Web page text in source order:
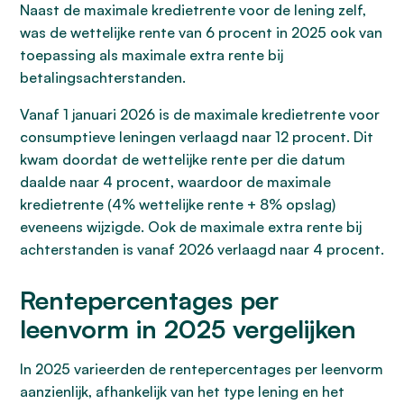
Naast de maximale kredietrente voor de lening zelf,
was de wettelijke rente van 6 procent in 2025 ook van
toepassing als maximale extra rente bij
betalingsachterstanden.
Vanaf 1 januari 2026 is de maximale kredietrente voor
consumptieve leningen verlaagd naar 12 procent. Dit
kwam doordat de wettelijke rente per die datum
daalde naar 4 procent, waardoor de maximale
kredietrente (4% wettelijke rente + 8% opslag)
eveneens wijzigde. Ook de maximale extra rente bij
achterstanden is vanaf 2026 verlaagd naar 4 procent.
Rentepercentages per
leenvorm in 2025 vergelijken
In 2025 varieerden de rentepercentages per leenvorm
aanzienlijk, afhankelijk van het type lening en het